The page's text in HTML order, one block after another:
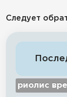
Следует
риолис